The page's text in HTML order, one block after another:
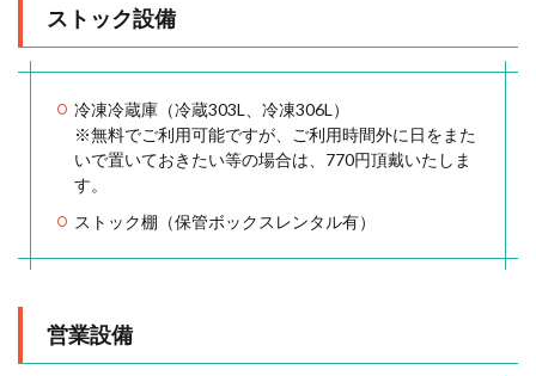
ストック設備
冷凍冷蔵庫（冷蔵303L、冷凍306L）
※無料でご利用可能ですが、ご利用時間外に日をまた
いで置いておきたい等の場合は、770円頂戴いたしま
す。
ストック棚（保管ボックスレンタル有）
営業設備